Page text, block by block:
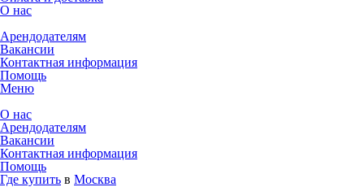
О нас
Арендодателям
Вакансии
Контактная информация
Помощь
Меню
О нас
Арендодателям
Вакансии
Контактная информация
Помощь
Где купить в Москва